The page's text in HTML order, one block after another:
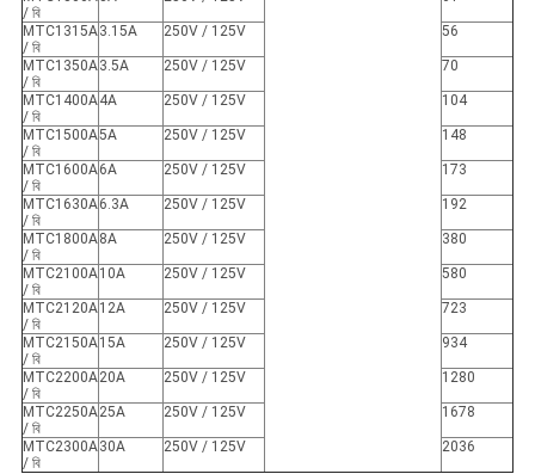
/ বি
MTC1315A
/ বি
3.15A 250V / 125V 56
MTC1350A
/ বি
3.5A 250V / 125V 70
MTC1400A
/ বি
4A 250V / 125V 104
MTC1500A
/ বি
5A 250V / 125V 148
MTC1600A
/ বি
6A 250V / 125V 173
MTC1630A
/ বি
6.3A 250V / 125V 192
MTC1800A
/ বি
8A 250V / 125V 380
MTC2100A
/ বি
10A 250V / 125V 580
MTC2120A
/ বি
12A 250V / 125V 723
MTC2150A
/ বি
15A 250V / 125V 934
MTC2200A
/ বি
20A 250V / 125V 1280
MTC2250A
/ বি
25A 250V / 125V 1678
MTC2300A
/ বি
30A 250V / 125V 2036